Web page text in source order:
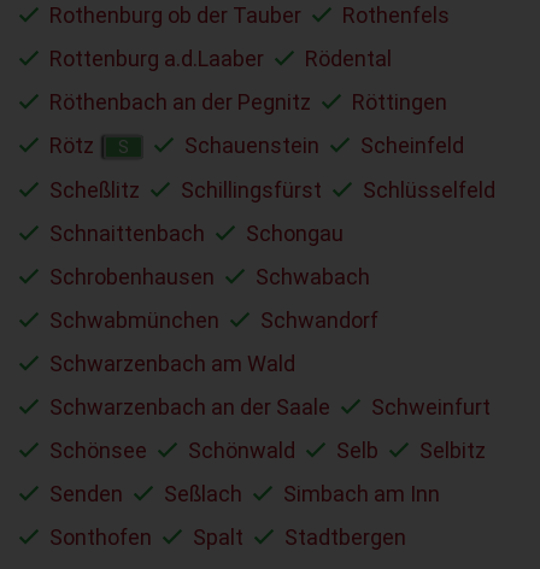
Rothenburg ob der Tauber
Rothenfels
Rottenburg a.d.Laaber
Rödental
Röthenbach an der Pegnitz
Röttingen
Rötz
S Schauenstein
Scheinfeld
Scheßlitz
Schillingsfürst
Schlüsselfeld
Schnaittenbach
Schongau
Schrobenhausen
Schwabach
Schwabmünchen
Schwandorf
Schwarzenbach am Wald
Schwarzenbach an der Saale
Schweinfurt
Schönsee
Schönwald Selb
Selbitz
Senden
Seßlach
Simbach am Inn
Sonthofen
Spalt
Stadtbergen